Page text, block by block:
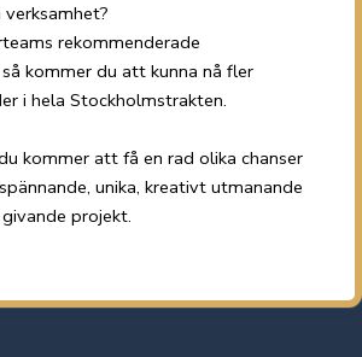
rekommenderade
kommer du att kunna nå fler
i hela Stockholmstrakten.
kommer att få en rad olika chanser
unika, kreativt utmanande
projekt.